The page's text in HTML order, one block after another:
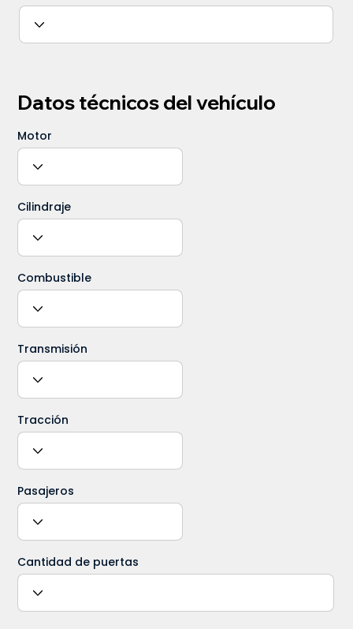
Datos técnicos del vehículo
Motor
Cilindraje
Combustible
Transmisión
Tracción
Pasajeros
Cantidad de puertas